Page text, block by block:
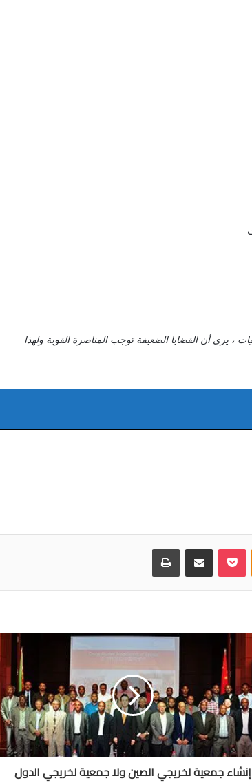
، يرى أن القضايا الضعيفة توجب المناصرة القوية ولهذا
بوكيت
إنشاء جمعية لخريجي الصين ولا جمعية لخريجي الدول